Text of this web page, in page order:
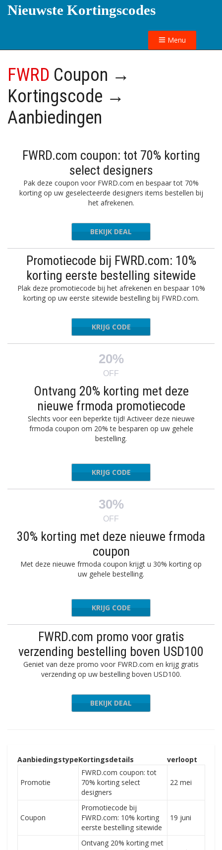
Nieuwste Kortingscodes
Menu
FWRD Coupon →
Kortingscode →
Aanbiedingen
FWRD.com coupon: tot 70% korting
select designers
Pak deze coupon voor FWRD.com en bespaar tot 70%
korting op uw geselecteerde designers items bestellen bij
het afrekenen.
BEKIJK DEAL
Promotiecode bij FWRD.com: 10%
korting eerste bestelling sitewide
Plak deze promotiecode bij het afrekenen en bespaar 10%
korting op uw eerste sitewide bestelling bij FWRD.com.
FWRD10
KRIJG CODE
20%
OFF
Ontvang 20% korting met deze
nieuwe frmoda promotiecode
Slechts voor een beperkte tijd! Activeer deze nieuwe
frmoda coupon om 20% te besparen op uw gehele
bestelling.
EXTRA20
KRIJG CODE
30%
OFF
30% korting met deze nieuwe frmoda
coupon
Met deze nieuwe frmoda coupon krijgt u 30% korting op
uw gehele bestelling.
NICHE19
KRIJG CODE
FWRD.com promo voor gratis
verzending bestelling boven USD100
Geniet van deze promo voor FWRD.com en krijg gratis
verzending op uw bestelling boven USD100.
BEKIJK DEAL
AanbiedingstypeKortingsdetails verloopt
Promotie
FWRD.com coupon: tot
70% korting select
designers
22 mei
Coupon
Promotiecode bij
FWRD.com: 10% korting
eerste bestelling sitewide
19 juni
Ontvang 20% korting met